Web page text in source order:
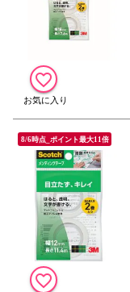
8/6時点_ポイント最大11倍